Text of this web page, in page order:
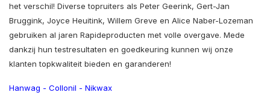
het verschil! Diverse topruiters als Peter Geerink, Gert-Jan
Bruggink, Joyce Heuitink, Willem Greve en Alice Naber-Lozeman
gebruiken al jaren Rapideproducten met volle overgave. Mede
dankzij hun testresultaten en goedkeuring kunnen wij onze
klanten topkwaliteit bieden en garanderen!
Hanwag - Collonil - Nikwax